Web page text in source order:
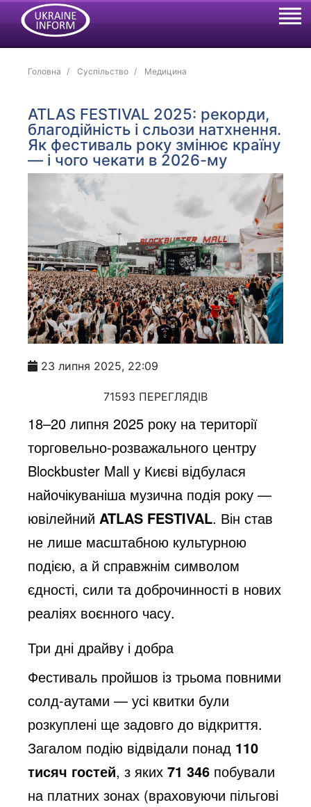
Головна Суспільство Медицина
ATLAS FESTIVAL 2025: рекорди,
благодійність і сльози натхнення.
Як фестиваль року змінює країну
— і чого чекати в 2026-му
23 липня 2025, 22:09
71593 ПЕРЕГЛЯДІВ
18–20 липня 2025 року на території
торговельно-розважального центру
Blockbuster Mall у Києві відбулася
найочікуваніша музична подія року —
ювілейний ATLAS FESTIVAL. Він став
не лише масштабною культурною
подією, а й справжнім символом
єдності, сили та доброчинності в нових
реаліях воєнного часу.
Три дні драйву і добра
Фестиваль пройшов із трьома повними
солд-аутами — усі квитки були
розкуплені ще задовго до відкриття.
Загалом подію відвідали понад 110
тисяч гостей, з яких71 346 побували
на платних зонах (враховуючи пільгові